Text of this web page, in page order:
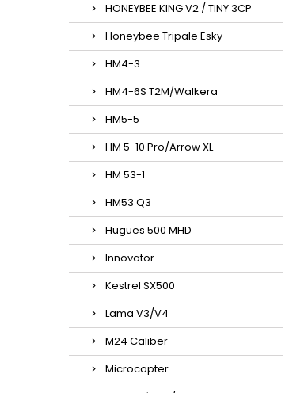
HONEYBEE KING V2 / TINY 3CP
Honeybee Tripale Esky
HM4-3
HM4-6S T2M/Walkera
HM5-5
HM 5-10 Pro/Arrow XL
HM 53-1
HM53 Q3
Hugues 500 MHD
Innovator
Kestrel SX500
Lama V3/V4
M24 Caliber
Microcopter